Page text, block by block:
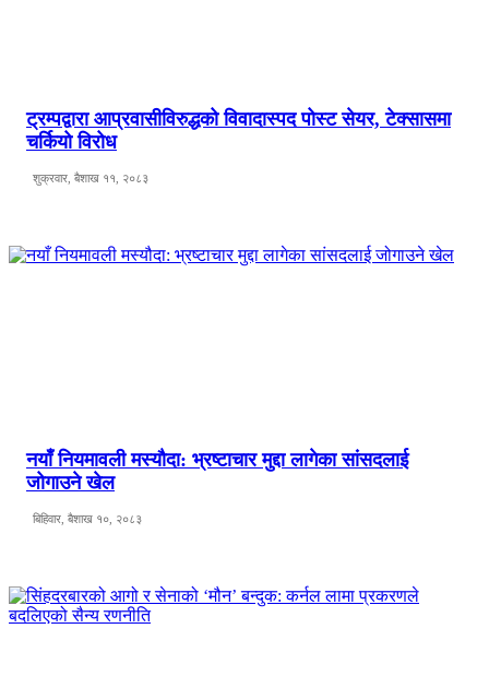
ट्रम्पद्वारा आप्रवासीविरुद्धको विवादास्पद पोस्ट सेयर, टेक्सासमा
चर्कियो विरोध
शुक्रवार, बैशाख ११, २०८३
नयाँ नियमावली मस्यौदा: भ्रष्टाचार मुद्दा लागेका सांसदलाई
जोगाउने खेल
बिहिवार, बैशाख १०, २०८३